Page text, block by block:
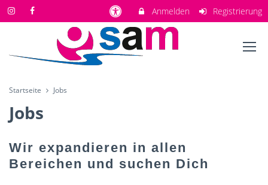
Anmelden Registrierung
Startseite Jobs
Jobs
Wir expandieren in allen
Bereichen und suchen Dich